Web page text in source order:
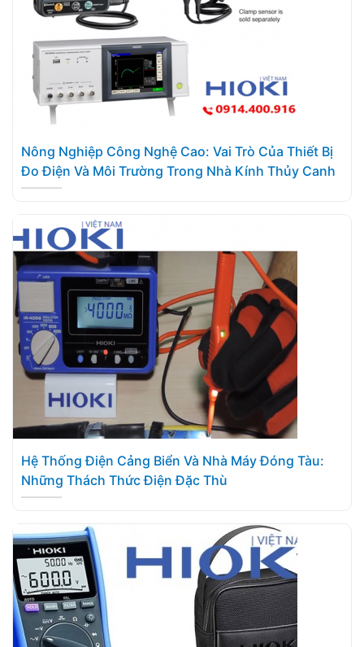
Nông Nghiệp Công Nghệ Cao: Vai Trò Của Thiết Bị
Đo Điện Và Môi Trường Trong Nhà Kính Thủy Canh
Hệ Thống Điện Cảng Biển Và Nhà Máy Đóng Tàu:
Những Thách Thức Điện Đặc Thù